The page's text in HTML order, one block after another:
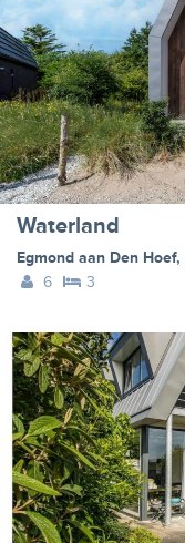
Waterland
Egmond aan Den Hoef,
6
3